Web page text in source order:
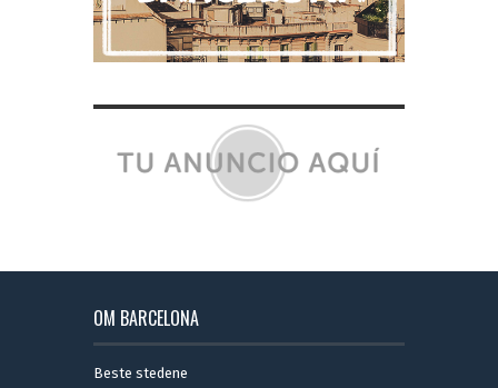
OM BARCELONA
Beste stedene